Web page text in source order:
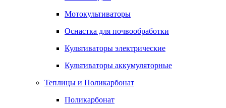
Мотокультиваторы
Оснастка для почвообработки
Культиваторы электрические
Культиваторы аккумуляторные
Теплицы и Поликарбонат
Поликарбонат